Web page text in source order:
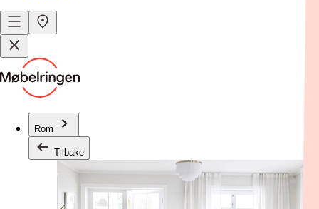
Rom
Tilbake